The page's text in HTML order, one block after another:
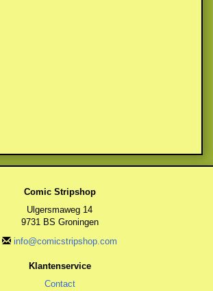
Comic Stripshop
Ulgersmaweg 14
9731 BS Groningen
info@comicstripshop.com
Klantenservice
Contact